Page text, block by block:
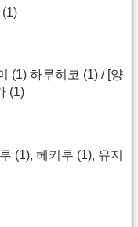
(1)
(1) 하루히코 (1) / [양
(1)
(1), 헤키루 (1), 유지